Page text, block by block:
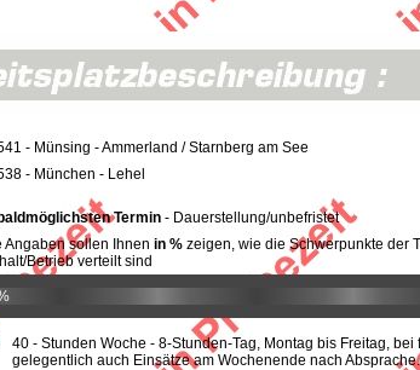
- Münsing - Ammerland / Starnberg am See
- München - Lehel
Termin - Dauerstellung/unbefristet
Angaben sollen Ihnen in % zeigen, wie die Schwerpunkte der
Betrieb verteilt sind
40 - Stunden Woche - 8-Stunden-Tag, Montag bis Freitag,
gelegentlich auch Einsätze am Wochenende nach Absprache.